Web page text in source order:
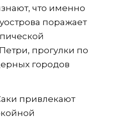
что именно
поражает
прогулки по
городов
привлекают